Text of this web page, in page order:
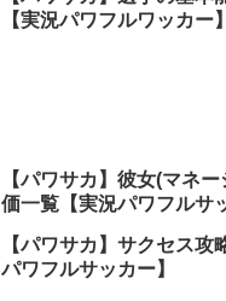
【実況パワフルワッカー】
【パワサカ】彼女(マネ
価一覧【実況パワフルサ
【パワサカ】サクセス攻
パワフルサッカー】